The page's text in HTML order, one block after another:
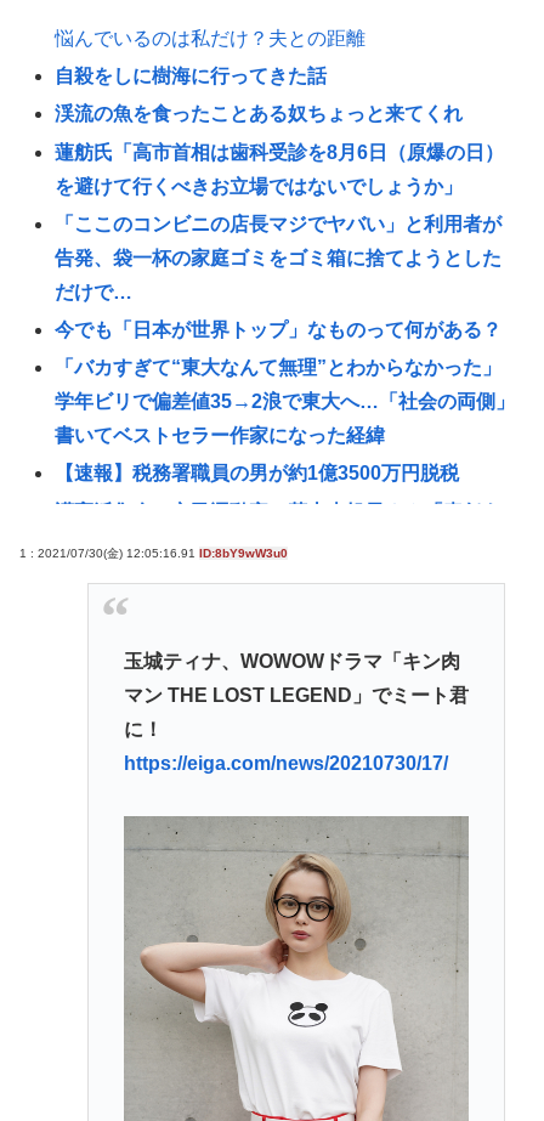
悩んでいるのは私だけ？夫との距離
自殺をしに樹海に行ってきた話
渓流の魚を食ったことある奴ちょっと来てくれ
蓮舫氏「高市首相は歯科受診を8月6日（原爆の日）
を避けて行くべきお立場ではないでしょうか」
「ここのコンビニの店長マジでヤバい」と利用者が
告発、袋一杯の家庭ゴミをゴミ箱に捨てようとした
だけで…
今でも「日本が世界トップ」なものって何がある？
「バカすぎて“東大なんて無理”とわからなかった」
学年ビリで偏差値35→2浪で東大へ…「社会の両側」
書いてベストセラー作家になった経緯
【速報】税務署職員の男が約1億3500万円脱税
る未来像を若者たちに」平和の尊さを訴える 北海道
北見市
韓国サッカー協会審判部関係者「外国人審判たちが
先にマッサージを望んだ」と主張 [8/10]
【悲報】35歳実家暮らし底辺メンヘラ無職喪女
【なぞなぞ】義母、義妹、エ口いのどっち！
スーパーカブとハンターカブで迷っているどっちが
Redditを読んでると外人って日本に対してはよく調
べもせずに思い込みで勝手に議論してるよな
愛知県最強のスーパー、満場一致で決まる
マチアプ女と会ってきたんやが職業詐称して病気も
隠してたんやが
Powered by livedoor 相互RSS
1 : 2021/07/30(金) 12:05:16.91 ID:8bY9wW3u0
玉城ティナ、WOWOWドラマ「キン肉
マン THE LOST LEGEND」でミート君
に！
https://eiga.com/news/20210730/17/